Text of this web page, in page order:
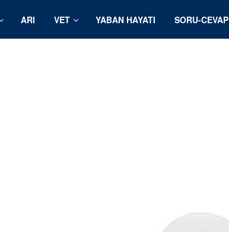
ARI VET YABAN HAYATI SORU-CEVAP